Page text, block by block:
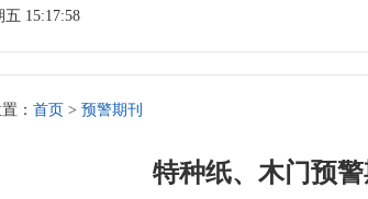
15:17:58
： 首页 > 预警期刊
特种纸、木门预警